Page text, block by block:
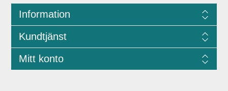
Information
Kundtjänst
Mitt konto